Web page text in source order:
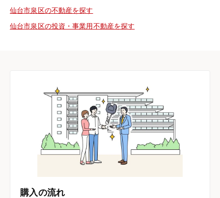
仙台市泉区の不動産を探す
仙台市泉区の投資・事業用不動産を探す
購入の流れ